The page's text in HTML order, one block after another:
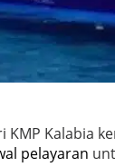
KMP Kalabia
pelayaran